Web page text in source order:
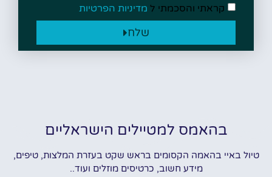
קראתי והסכמתי ל מדיניות הפרטיות
שלח
בהאמס למטיילים הישראליים
טיול באיי בהאמה הקסומים בראש שקט בעזרת המלצות, טיפים,
מידע חשוב, כרטיסים מוזלים ועוד..